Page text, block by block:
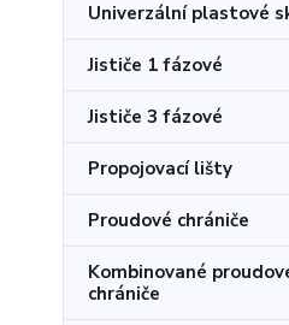
Univerzální plastové
Jističe 1 fázové
Jističe 3 fázové
Propojovací lišty
Proudové chrániče
Kombinované
chrániče